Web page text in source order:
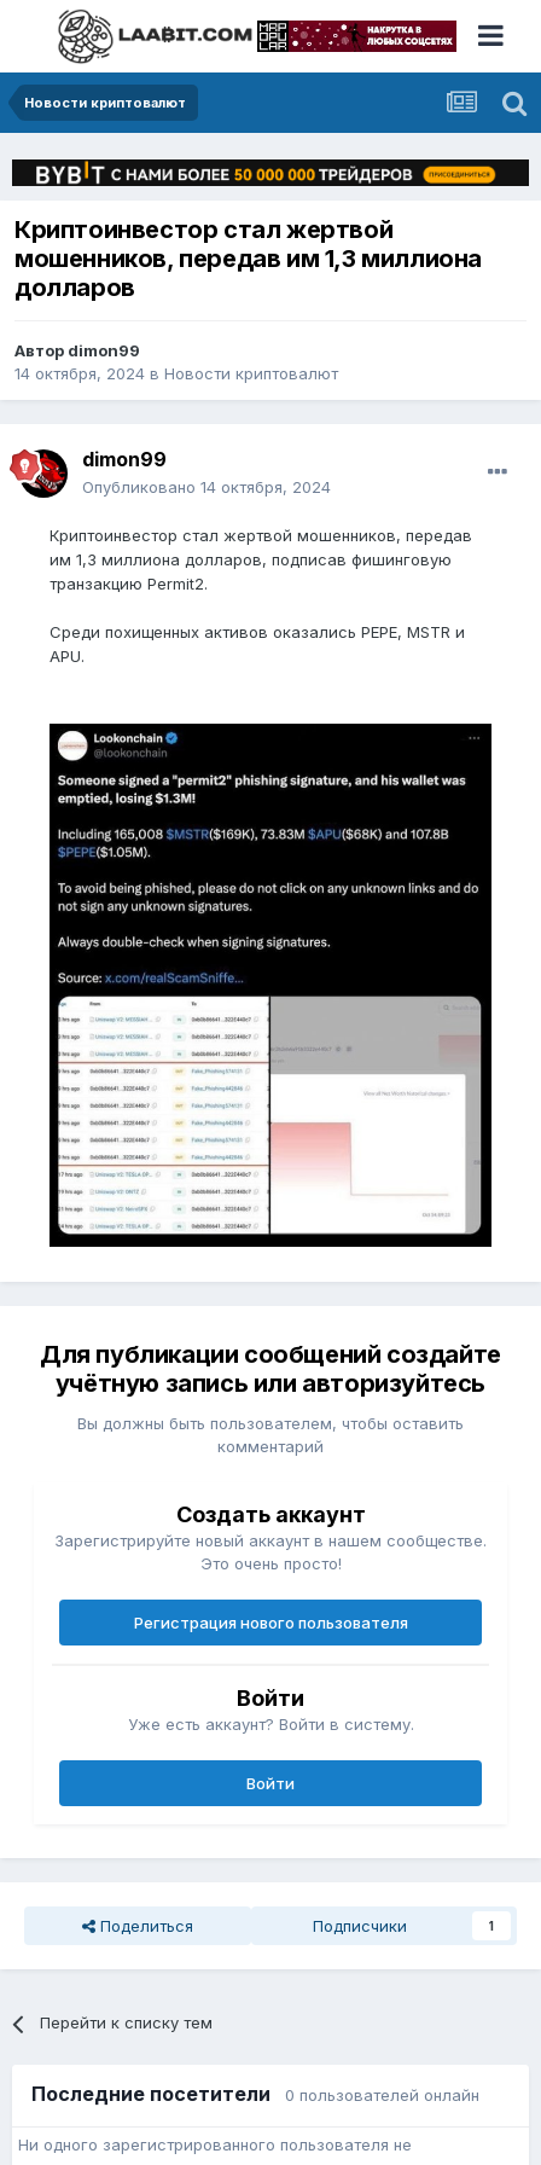
Новости криптовалют
Криптоинвестор стал жертвой
мошенников, передав им 1,3 миллиона
долларов
Автор dimon99
14 октября, 2024 в Новости криптовалют
dimon99
Опубликовано 14 октября, 2024
Криптоинвестор стал жертвой мошенников, передав
им 1,3 миллиона долларов, подписав фишинговую
транзакцию Permit2.
Среди похищенных активов оказались PEPE, MSTR и
APU.
Для публикации сообщений создайте
учётную запись или авторизуйтесь
Вы должны быть пользователем, чтобы оставить
комментарий
Создать аккаунт
Зарегистрируйте новый аккаунт в нашем сообществе.
Это очень просто!
Регистрация нового пользователя
Войти
Уже есть аккаунт? Войти в систему.
Войти
Поделиться Подписчики 1
Перейти к списку тем
Последние посетители 0 пользователей онлайн
Ни одного зарегистрированного пользователя не